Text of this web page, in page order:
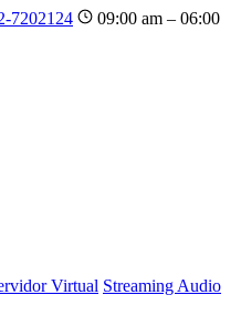
7202124
09:00 am – 06:00
Virtual Streaming Audio